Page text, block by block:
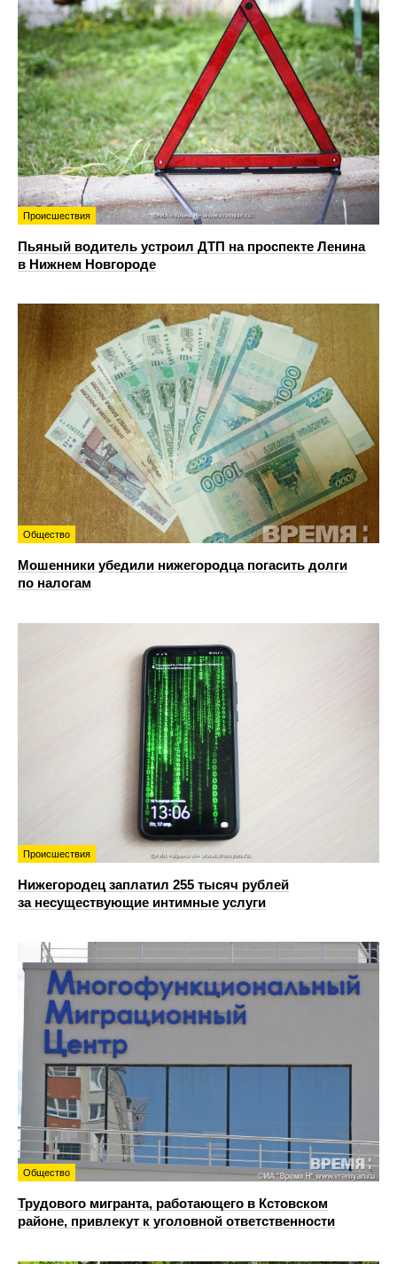
Происшествия
Пьяный водитель устроил ДТП на проспекте Ленина
в Нижнем Новгороде
Общество
Мошенники убедили нижегородца погасить долги
по налогам
Происшествия
Нижегородец заплатил 255 тысяч рублей
за несуществующие интимные услуги
Общество
Трудового мигранта, работающего в Кстовском
районе, привлекут к уголовной ответственности